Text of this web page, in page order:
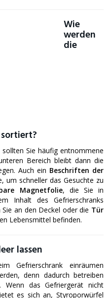
Wie
werden
die
Sie häufig entnommene
Bereich bleibt dann die
Auch ein Beschriften der
um schneller das Gesuchte zu
Magnetfolie, die Sie in
Inhalt des Gefrierschranks
an den Deckel oder die Tür
Lebensmittel befinden.
lassen
Gefrierschrank einräumen
denn dadurch betreiben
. Wenn das Gefriergerät nicht
es sich an, Styroporwürfel